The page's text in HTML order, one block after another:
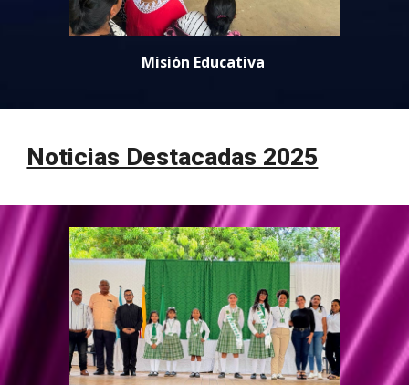
Misión Educativa
Noticias Destacadas 2025